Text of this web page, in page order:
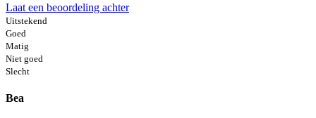
Laat een beoordeling achter
Uitstekend
Goed
Matig
Niet goed
Slecht
Bea